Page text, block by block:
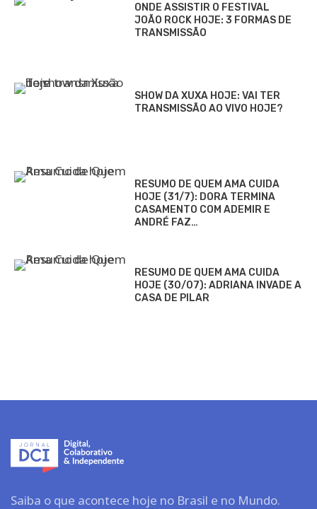
ONDE ASSISTIR O FESTIVAL
JOÃO ROCK HOJE: 3 FORMAS DE
TRANSMISSÃO
SHOW DA XUXA HOJE: VAI TER
TRANSMISSÃO AO VIVO HOJE?
RESUMO DE QUEM AMA CUIDA
HOJE (31/7): DORA TERMINA
CASAMENTO COM ADEMIR E
ANDRÉ FAZ…
RESUMO DE QUEM AMA CUIDA
HOJE (30/07): ADRIANA INVADE A
CASA DE PILAR
Saiba o que acontece hoje no Brasil e no Mundo.